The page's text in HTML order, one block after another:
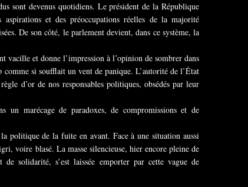
sont devenus quotidiens. Le président de la République
et des préoccupations réelles de la majorité
De son côté, le parlement devient, dans ce système, la
vacille et donne l’impression à l’opinion de sombrer dans
si soufflait un vent de panique. L’autorité de l’État
d’or de nos responsables politiques, obsédés par leur
un marécage de paradoxes, de compromissions et de
politique de la fuite en avant. Face à une situation aussi
voire blasé. La masse silencieuse, hier encore pleine de
solidarité, s’est laissée emporter par cette vague de